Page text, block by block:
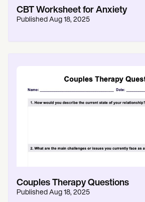
CBT Worksheet for Anxiety
Published Aug 18, 2025
Couples Therapy Questions
Published Aug 18, 2025